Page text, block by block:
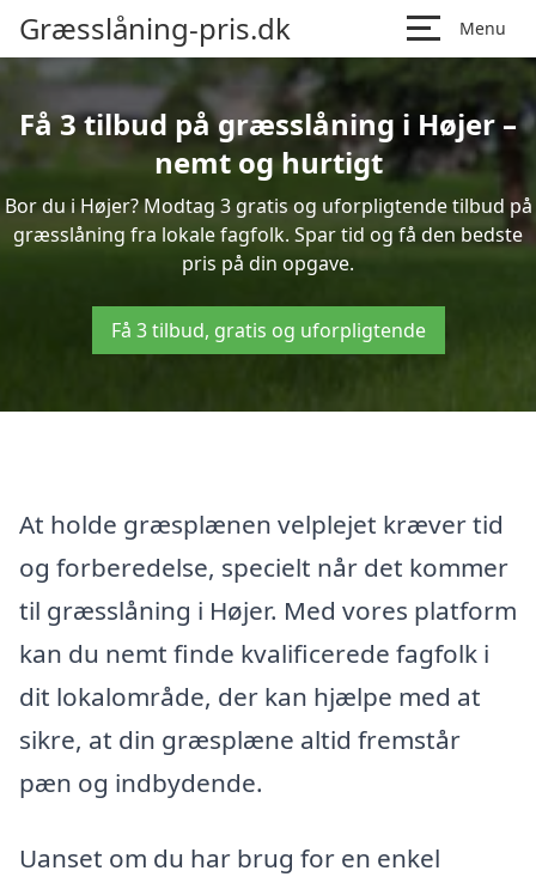
Græsslåning-pris.dk Menu
Få 3 tilbud på græsslåning i Højer –
nemt og hurtigt
Bor du i Højer? Modtag 3 gratis og uforpligtende tilbud på
græsslåning fra lokale fagfolk. Spar tid og få den bedste
pris på din opgave.
Få 3 tilbud, gratis og uforpligtende
At holde græsplænen velplejet kræver tid
og forberedelse, specielt når det kommer
til græsslåning i Højer. Med vores platform
kan du nemt finde kvalificerede fagfolk i
dit lokalområde, der kan hjælpe med at
sikre, at din græsplæne altid fremstår
pæn og indbydende.
Uanset om du har brug for en enkel